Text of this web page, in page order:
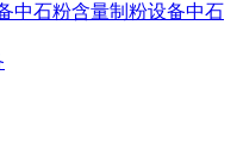
中石粉含量制粉设备中石